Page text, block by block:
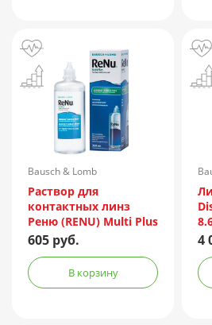
Bausch & Lomb
Incorporated/Италия
Раствор для
контактных линз
Реню (RENU) Multi Plus
360мл + контейнер
605 руб.
В корзину
4